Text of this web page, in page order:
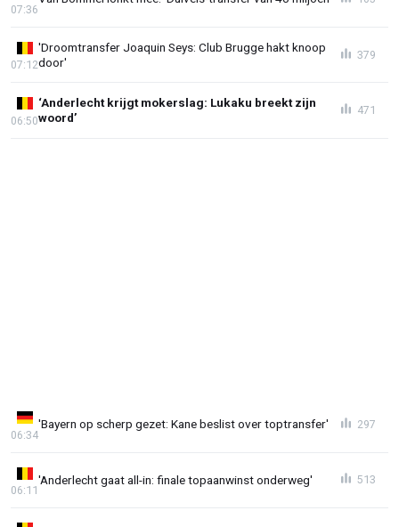
07:36
'Droomtransfer Joaquin Seys: Club Brugge hakt knoop
door'
07:12
379
‘Anderlecht krijgt mokerslag: Lukaku breekt zijn
woord’
06:50
471
'Bayern op scherp gezet: Kane beslist over toptransfer'
06:34
297
'Anderlecht gaat all-in: finale topaanwinst onderweg'
06:11
513